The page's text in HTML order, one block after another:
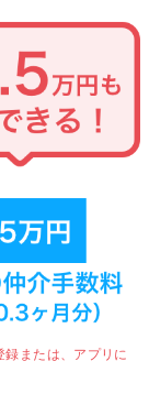
録または、アプリに